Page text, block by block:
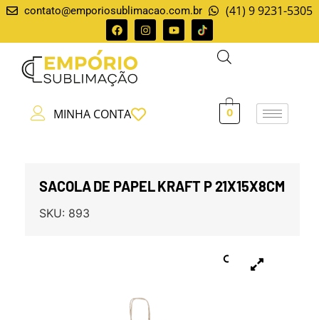
contato@emporiosublimacao.com.br (41) 9 9231-5305
MINHA CONTA 0
SACOLA DE PAPEL KRAFT P 21X15X8CM
SKU: 893